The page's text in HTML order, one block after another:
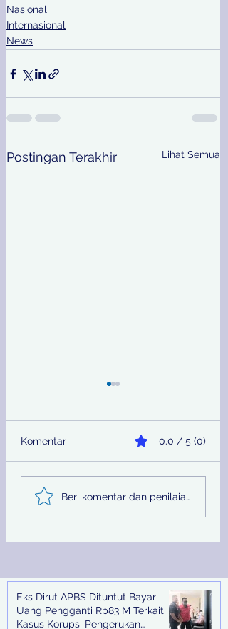
Nasional
Internasional
News
Postingan Terakhir Lihat Semua
Sinergi Bea Cukai dan
Satgaspam Lanudal
Juanda Gagalkan
Komentar 0.0 / 5 (0)
Beri komentar dan penilaian...
Recent Posts
Eks Dirut APBS Dituntut Bayar
Uang Pengganti Rp83 M Terkait
Kasus Korupsi Pengerukan